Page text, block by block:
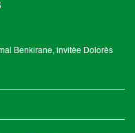
Benkirane, invitée Dolorès